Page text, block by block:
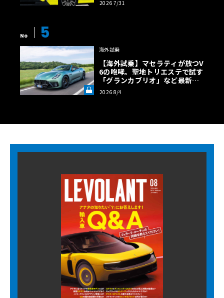
2026 7/31
No 5
海外試乗
【海外試乗】マセラティが放つV
6の咆哮。聖地トリエステで試す
「グランカブリオ」など最新ト
ロフェオ3台の官能評価《LE VO
LANT LAB》
2026 8/4